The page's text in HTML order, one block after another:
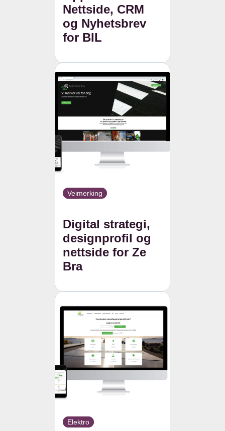
Nettside, CRM
og Nyhetsbrev
for BIL
Veimerking
Digital strategi,
designprofil og
nettside for Ze
Bra
Elektro